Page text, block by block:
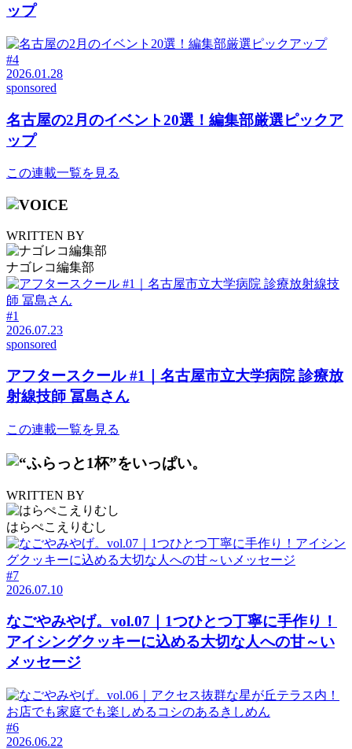
ップ
#4
2026.01.28
sponsored
名古屋の2月のイベント20選！編集部厳選ピックア
ップ
この連載一覧を見る
WRITTEN BY
ナゴレコ編集部
#1
2026.07.23
sponsored
アフタースクール #1｜名古屋市立大学病院 診療放
射線技師 冨島さん
この連載一覧を見る
WRITTEN BY
はらぺこえりむし
#7
2026.07.10
なごやみやげ。vol.07｜1つひとつ丁寧に手作り！
アイシングクッキーに込める大切な人への甘～い
メッセージ
#6
2026.06.22